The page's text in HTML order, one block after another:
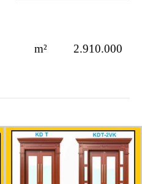
m² 2.910.000